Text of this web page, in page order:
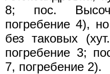
8; пос.
погребение 4),
без таковых
погребение 3;
7, погребение 2).